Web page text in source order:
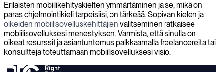
Erilaisten mobiilikehityskielten ymmärtäminen ja se, mikä on
paras ohjelmointikieli tarpeisiisi, on tärkeää. Sopivan kielen ja
oikeiden mobiilisovelluskehittäjien valitseminen ratkaisee
mobiilisovelluksesi menestyksen. Varmista, että sinulla on
oikeat resurssit ja asiantuntemus palkkaamalla freelancereita tai
konsultteja toteuttamaan mobiilisovelluksesi visio.